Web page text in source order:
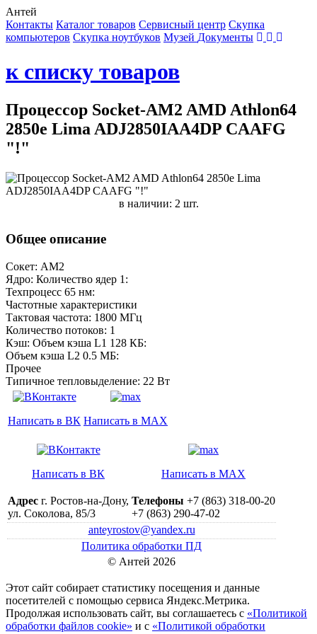
Антей
Контакты Каталог товаров Сервисный центр Cкупка
компьютеров Cкупка ноутбуков Музей Документы
к списку товаров
Процессор Socket-AM2 AMD Athlon64
2850e Lima ADJ2850IAA4DP CAAFG
"!"
в наличии: 2 шт.
Общее описание
Сокет: AM2
Ядро: Количество ядер 1:
Техпроцесс 65 нм:
Частотные характеристики
Тактовая частота: 1800 МГц
Количество потоков: 1
Кэш: Объем кэша L1 128 КБ:
Объем кэша L2 0.5 МБ:
Прочее
Типичное тепловыделение: 22 Вт
Написать в ВК Написать в MAX
Написать в ВК Написать в MAX
Адрес г. Ростов-на-Дону,
ул. Соколова, 85/3
Телефоны +7 (863) 318-00-20
+7 (863) 290-47-02
anteyrostov@yandex.ru
Политика обработки ПД
© Антей 2026
Этот сайт собирает статистику посещения и данные
посетителей c помощью сервиса Яндекс.Метрика.
Продолжая использовать сайт, вы соглашаетесь с «Политикой
обработки файлов cookie» и с «Политикой обработки